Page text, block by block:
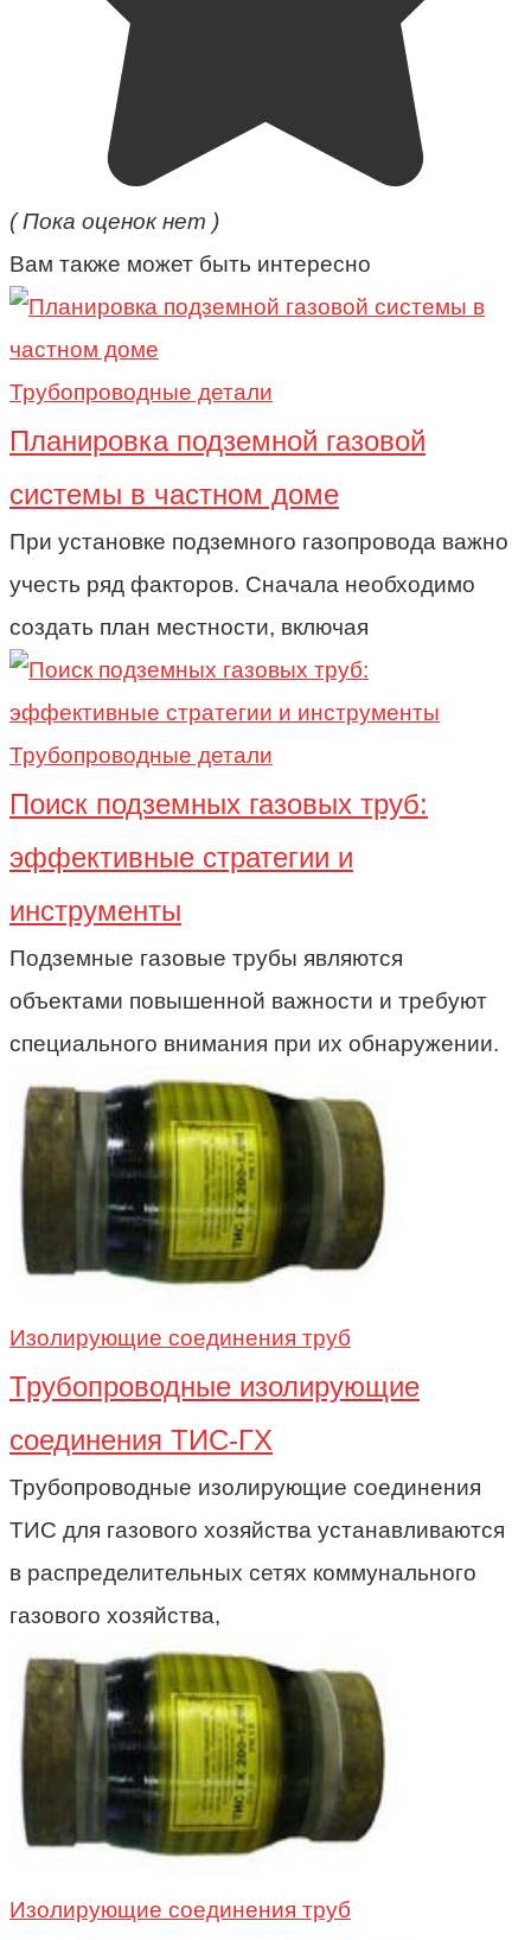
( Пока оценок нет )
Вам также может быть интересно
Трубопроводные детали
Планировка подземной газовой
системы в частном доме
При установке подземного газопровода важно
учесть ряд факторов. Сначала необходимо
создать план местности, включая
Трубопроводные детали
Поиск подземных газовых труб:
эффективные стратегии и
инструменты
Подземные газовые трубы являются
объектами повышенной важности и требуют
специального внимания при их обнаружении.
Изолирующие соединения труб
Трубопроводные изолирующие
соединения ТИС-ГХ
Трубопроводные изолирующие соединения
ТИС для газового хозяйства устанавливаются
в распределительных сетях коммунального
газового хозяйства,
Изолирующие соединения труб